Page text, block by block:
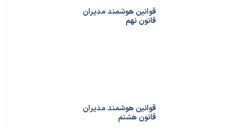
قوانین هوشمند مدیران
قانون نهم
قوانین هوشمند مدیران
قانون هشتم